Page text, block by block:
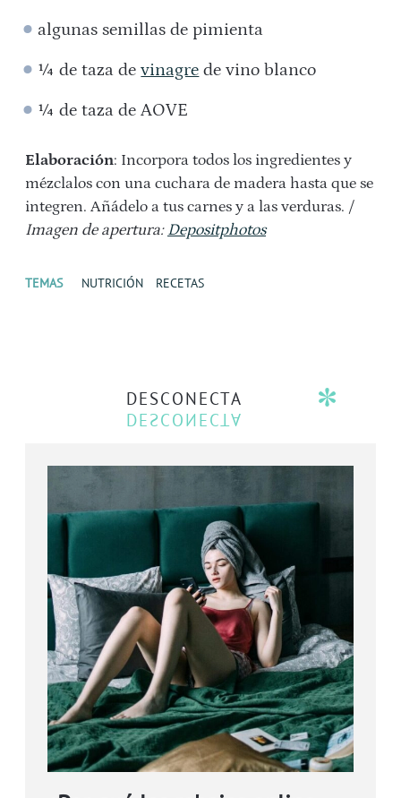
algunas semillas de pimienta
¼ de taza devinagre de vino blanco
¼ de taza de AOVE
Elaboración: Incorpora todos los ingredientes y
mézclalos con una cuchara de madera hasta que se
integren. Añádelo a tus carnes y a las verduras. /
Imagen de apertura: Depositphotos
TEMAS NUTRICIÓN RECETAS
DESCONECTA